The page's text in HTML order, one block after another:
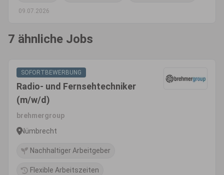
09.07.2026
7 ähnliche Jobs
SOFORTBEWERBUNG
Radio- und Fernsehtechniker
(m/w/d)
brehmergroup
Nümbrecht
Nachhaltiger Arbeitgeber
Flexible Arbeitszeiten